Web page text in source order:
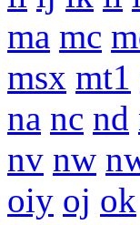
ma mc
msx mt1
na nc nd
nv nw
oiy oj ok